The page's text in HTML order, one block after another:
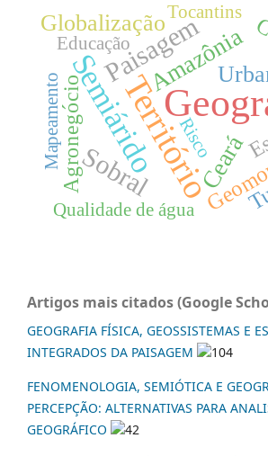
Território
Semiárido
Sobral
Paisagem
Ceará
Amazônia
Globalização
Agronegócio
Qualidade de água
Tocantins
Mapeamento Risco
Educação
Artigos mais citados (Google
GEOGRAFIA FÍSICA, GEOSSISTEMAS E
INTEGRADOS DA PAISAGEM
104
FENOMENOLOGIA, SEMIÓTICA E
PERCEPÇÃO: ALTERNATIVAS PARA
GEOGRÁFICO
42